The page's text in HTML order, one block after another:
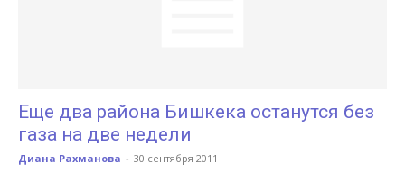
Еще два района Бишкека останутся без
газа на две недели
Диана Рахманова - 30 сентября 2011